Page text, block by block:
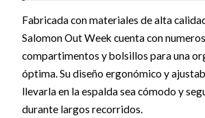
Fabricada con materiales de alta
Salomon Out Week cuenta con
compartimentos y bolsillos para una
óptima. Su diseño ergonómico y
llevarla en la espalda sea cómodo y
durante largos recorridos.